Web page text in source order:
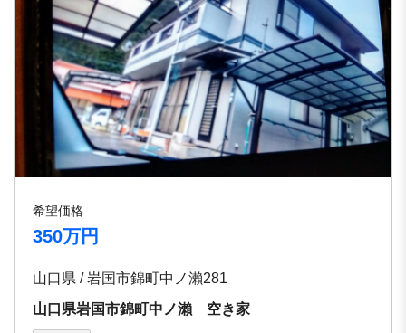
希望価格
350万円
山口県 / 岩国市錦町中ノ瀨281
山口県岩国市錦町中ノ瀨 空き家